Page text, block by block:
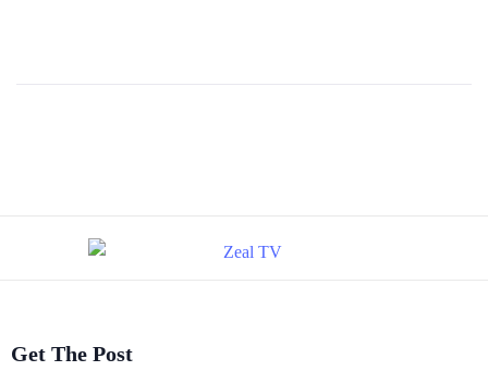
Get The Post